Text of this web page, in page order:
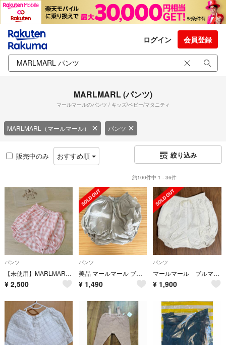
ログイン 会員登録
MARLMARL (パンツ)
マールマールのパンツ / キッズ/ベビー/マタニティ
MARLMARL（マールマール） パンツ
販売中のみ おすすめ順 絞り込み
約100件中 1 - 36件
パンツ
【未使用】MARLMARL ベビーブルマ パンツ チェック マールマール
¥ 2,500
パンツ
美品 マールマール ブルマ かぼちゃパンツ 60～90cm
¥ 1,490
パンツ
マールマール ブルマ エーデルワイスゴールド
¥ 1,900